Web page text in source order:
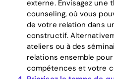
externe. Envisagez une
counseling, où vous
de votre relation dans
constructif.
ateliers ou à des
relations ensemble
compétences et votre